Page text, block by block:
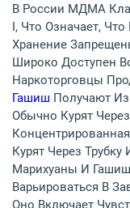
В России МДМА
I, Что Означает,
Хранение
Широко Доступен
Наркоторговцы
Гашиш Получают
Обычно Курят
Курят Через
Марихуаны И
Варьироваться В
Оно Включает